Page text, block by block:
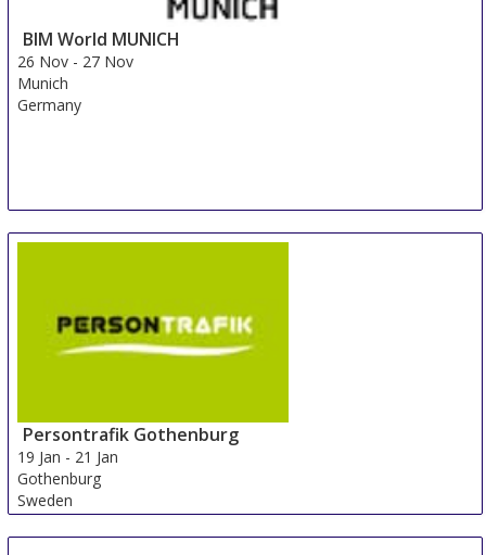
BIM World MUNICH
26 Nov - 27 Nov
Munich
Germany
Persontrafik Gothenburg
19 Jan - 21 Jan
Gothenburg
Sweden